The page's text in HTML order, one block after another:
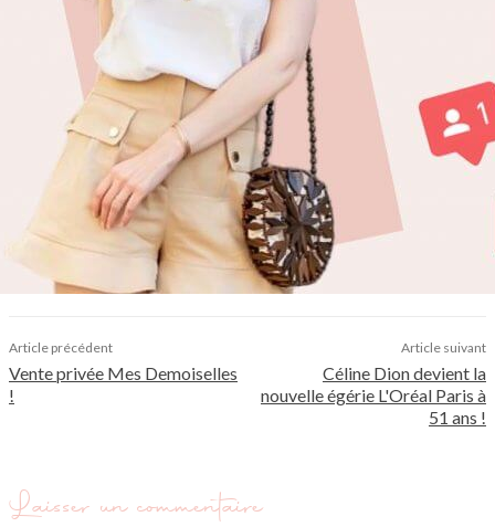
Article précédent
Vente privée Mes Demoiselles
!
Article suivant
Céline Dion devient la
nouvelle égérie L'Oréal Paris à
51 ans !
Laisser un commentaire